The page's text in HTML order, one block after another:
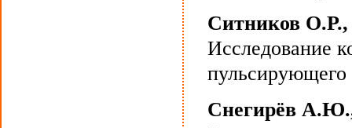
Ситников
Исследование
Снегирёв